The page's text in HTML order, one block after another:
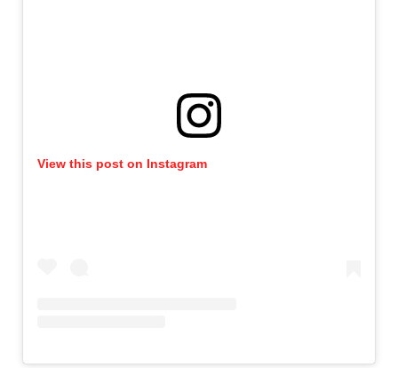
View this post on Instagram